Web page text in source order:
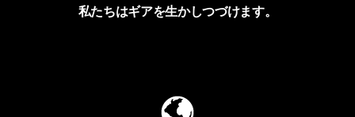
私たちはギアを生かしつづけます。